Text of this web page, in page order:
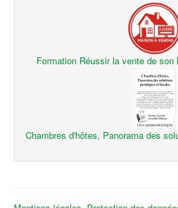
Formation Réussir la vente de son
Chambres d'hôtes, Panorama des